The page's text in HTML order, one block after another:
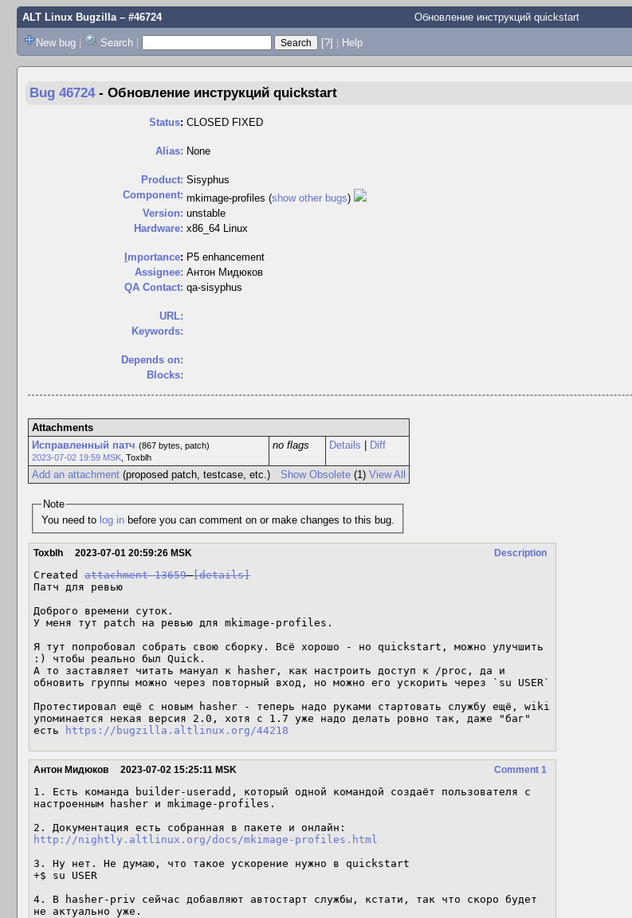
ALT Linux Bugzilla– #46724 Обновление инструкций quickstart
New bug | Search | [?] | Help
Bug 46724 - Обновление инструкций quickstart
Status: CLOSED FIXED
Alias: None
Product: Sisyphus
Component: mkimage-profiles (show other bugs)
Version: unstable
Hardware: x86_64 Linux
mportance: P5 enhancement
Assignee: Антон Мидюков
QA Contact: qa-sisyphus
URL:
Keywords:
Depends on:
Blocks:
Attachments
Исправленный патч (867 bytes, patch)
2023-07-02 19:59 MSK, Toxblh
no flags Details Diff
Show Obsolete (1)View All
Add an attachment(proposed patch, testcase, etc.)
Note
You need to log in before you can comment on or make changes to this bug.
Description
Toxblh 2023-07-01 20:59:26 MSK
Created attachment 13659 [details]
Патч для ревью
Доброго времени суток.
У меня тут patch на ревью для mkimage-profiles.
Я тут попробовал собрать свою сборку. Всё хорошо - но quickstart, можно улучшить
:) чтобы реально был Quick.
А то заставляет читать мануал к hasher, как настроить доступ к /proc, да и
обновить группы можно через повторный вход, но можно его ускорить через `su USER`
Протестировал ещё с новым hasher - теперь надо руками стартовать службу ещё, wiki
упоминается некая версия 2.0, хотя с 1.7 уже надо делать ровно так, даже "баг"
есть
https://bugzilla.altlinux.org/44218
Comment 1
Антон Мидюков 2023-07-02 15:25:11 MSK
1. Есть команда builder-useradd, который одной командой создаёт пользователя с
настроенным hasher и mkimage-profiles.
http://nightly.altlinux.org/docs/mkimage-profiles.html
3. Ну нет. Не думаю, что такое ускорение нужно в quickstart
+$ su USER
4. В hasher-priv сейчас добавляют автостарт службы, кстати, так что скоро будет
не актуально уже.